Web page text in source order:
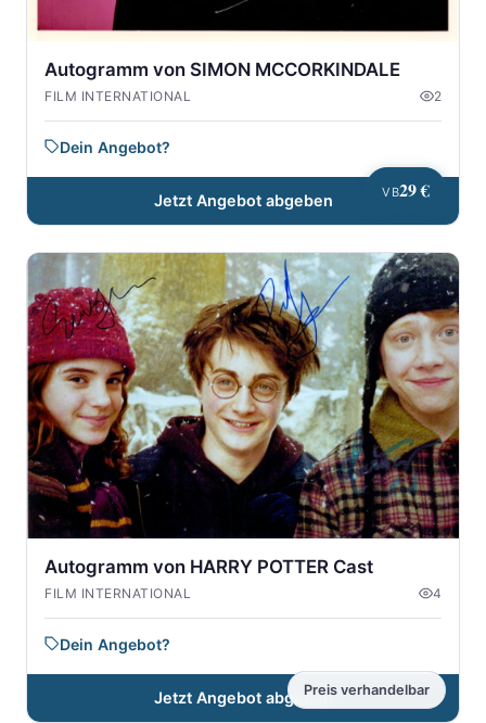
VB29 €
Autogramm von SIMON MCCORKINDALE
FILM INTERNATIONAL 2
Dein Angebot?
Jetzt Angebot abgeben
Preis verhandelbar
Autogramm von HARRY POTTER Cast
FILM INTERNATIONAL 4
Dein Angebot?
Jetzt Angebot abgeben